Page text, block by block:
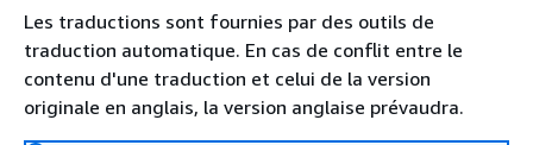
Les traductions sont fournies par des outils de
traduction automatique. En cas de conflit entre le
contenu d'une traduction et celui de la version
originale en anglais, la version anglaise prévaudra.